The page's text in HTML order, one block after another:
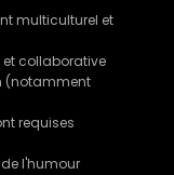
multiculturel et
et collaborative
(notamment
requises
l'humour